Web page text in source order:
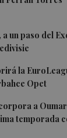
a un paso del
la
Opet
a
temporada